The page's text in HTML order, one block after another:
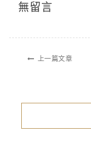
無留言
上一篇文章